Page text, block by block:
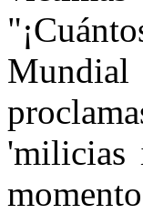
'milicias